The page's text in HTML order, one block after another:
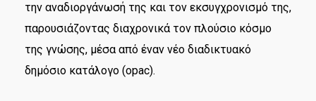
την αναδιοργάνωσή της και τον εκσυγχρονισμό της,
παρουσιάζοντας διαχρονικά τον πλούσιο κόσμο
της γνώσης, μέσα από έναν νέο διαδικτυακό
δημόσιο κατάλογο (opac).